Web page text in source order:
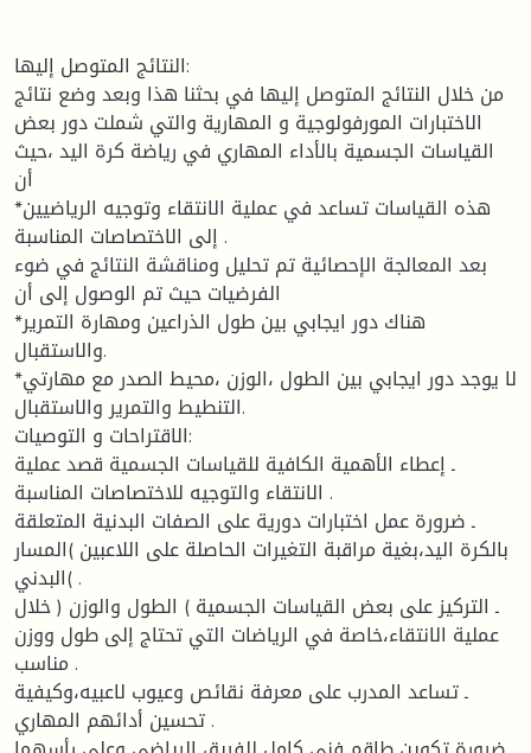
النتائج المتوصل إليها:
من خلال النتائج المتوصل إليها في بحثنا هذا وبعد وضع نتائج
الاختبارات المورفولوجية و المهارية والتي شملت دور بعض
القياسات الجسمية بالأداء المهاري في رياضة كرة اليد ،حيث
أن
*هذه القياسات تساعد في عملية الانتقاء وتوجيه الرياضيين
إلى الاختصاصات المناسبة .
بعد المعالجة الإحصائية تم تحليل ومناقشة النتائج في ضوء
الفرضيات حيث تم الوصول إلى أن
*هناك دور ايجابي بين طول الذراعين ومهارة التمرير
والاستقبال.
*لا يوجد دور ايجابي بين الطول ،الوزن ،محيط الصدر مع مهارتي
التنطيط والتمرير والاستقبال.
الاقتراحات و التوصيات:
ـ إعطاء الأهمية الكافية للقياسات الجسمية قصد عملية
الانتقاء والتوجيه للاختصاصات المناسبة .
ـ ضرورة عمل اختبارات دورية على الصفات البدنية المتعلقة
بالكرة اليد،بغية مراقبة التغيرات الحاصلة على اللاعبين )المسار
البدني( .
ـ التركيز على بعض القياسات الجسمية ) الطول والوزن ( خلال
عملية الانتقاء،خاصة في الرياضات التي تحتاج إلى طول ووزن
مناسب .
ـ تساعد المدرب على معرفة نقائص وعيوب لاعبيه،وكيفية
تحسين أدائهم المهاري .